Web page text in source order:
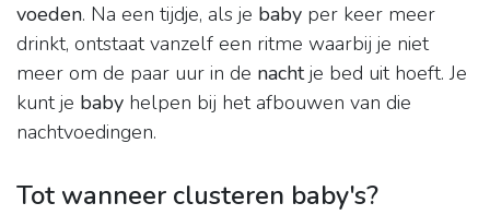
voeden. Na een tijdje, als je baby per keer meer
drinkt, ontstaat vanzelf een ritme waarbij je niet
meer om de paar uur in de nachtje bed uit hoeft. Je
kunt je baby helpen bij het afbouwen van die
nachtvoedingen.
Tot wanneer clusteren baby's?